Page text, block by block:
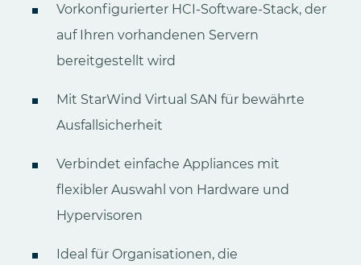
Vorkonfigurierter HCI-Software-Stack, der
auf Ihren vorhandenen Servern
bereitgestellt wird
Mit StarWind Virtual SAN für bewährte
Ausfallsicherheit
Verbindet einfache Appliances mit
flexibler Auswahl von Hardware und
Hypervisoren
Ideal für Organisationen, die